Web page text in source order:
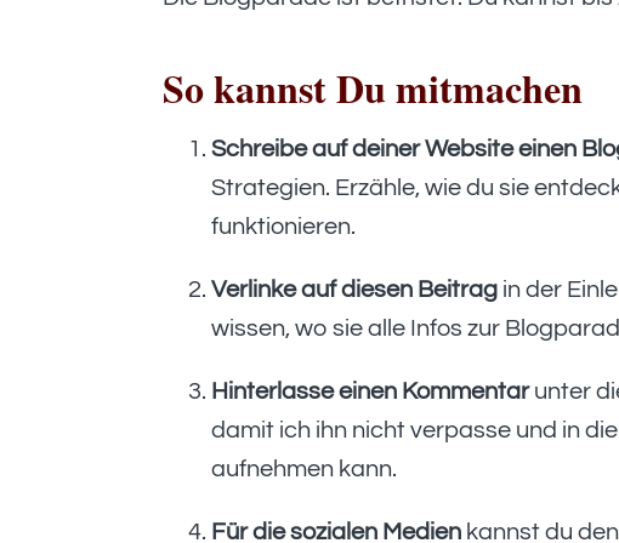
So kannst Du mitmachen
Schreibe auf deiner Website einen
Strategien. Erzähle, wie du sie
funktionieren.
Verlinke auf diesen Beitrag in der
wissen, wo sie alle Infos zur
Hinterlasse einen Kommentarunter
damit ich ihn nicht verpasse und in
aufnehmen kann.
Für die sozialen Medien kannst du